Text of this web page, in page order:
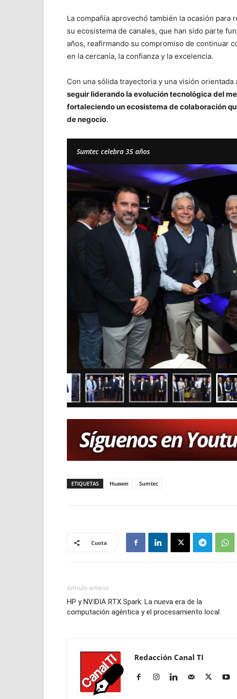
La compañía aprovechó también la ocasión
su ecosistema de canales, que han sido parte
años, reafirmando su compromiso de continuar
en la cercanía, la confianza y la excelencia.
Con una sólida trayectoria y una visión orientada
seguir liderando la evolución tecnológica del
fortaleciendo un ecosistema de colaboración
de negocio.
Sumtec celebra 35 años
ETIQUETAS Huawei Sumtec
Cuota
Artículo anterior
HP y NVIDIA RTX Spark: La nueva era de la
computación agéntica y el procesamiento local
Redacción Canal TI